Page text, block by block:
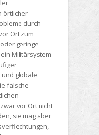
örtlicher
durch
Ort zum
geringe
Militärsystem
globale
falsche
vor Ort nicht
sie mag aber